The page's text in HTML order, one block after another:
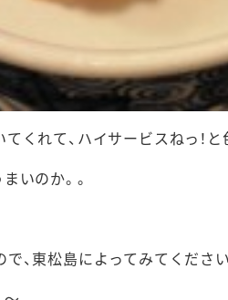
くれて、ハイサービスねっ！
いのか。。
、東松島によってみてください